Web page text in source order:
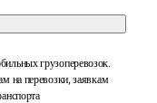
грузоперевозок.
на перевозки, заявкам